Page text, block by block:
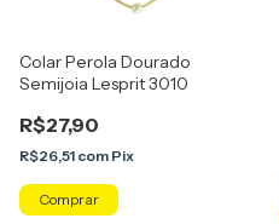
Colar Perola Dourado
Semijoia Lesprit 3010
R$27,90
R$26,51 com Pix